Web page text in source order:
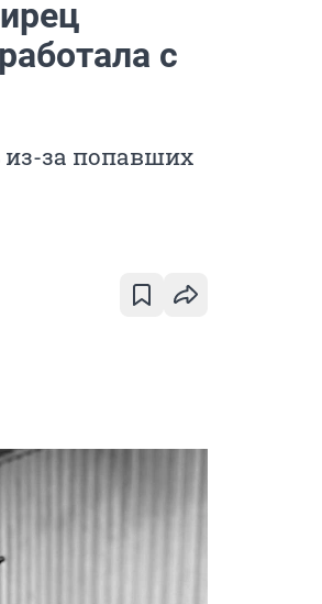
с
из-за попавших